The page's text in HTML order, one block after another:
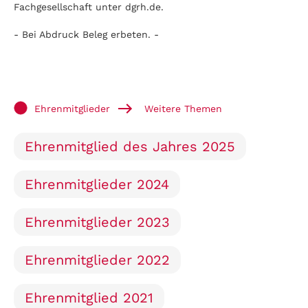
Fachgesellschaft unter dgrh.de.
- Bei Abdruck Beleg erbeten. -
Ehrenmitglieder Weitere Themen
Ehrenmitglied des Jahres 2025
Ehrenmitglieder 2024
Ehrenmitglieder 2023
Ehrenmitglieder 2022
Ehrenmitglied 2021